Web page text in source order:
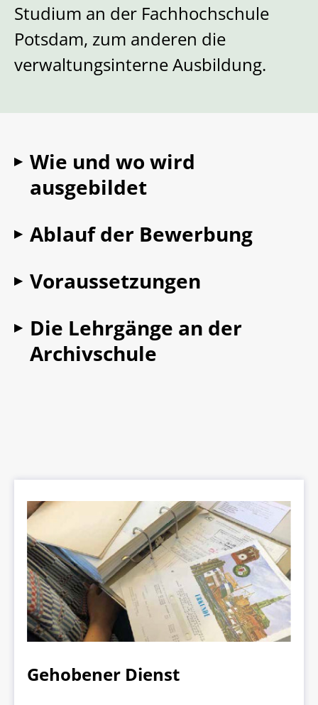
Veranstaltungsportal
Informationen
Kolloquium
Forum Archivrecht
Über Uns
Jahresberichte der Archivschule
Studium an der Fachhochschule
Potsdam, zum anderen die
verwaltungsinterne Ausbildung.
▶ Wie und wo wird
ausgebildet
▶ Ablauf der Bewerbung
▶ Voraussetzungen
▶ Die Lehrgänge an der
Archivschule
Gehobener Dienst